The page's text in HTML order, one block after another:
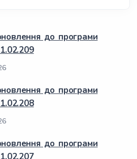
до програми
до програми
до програми